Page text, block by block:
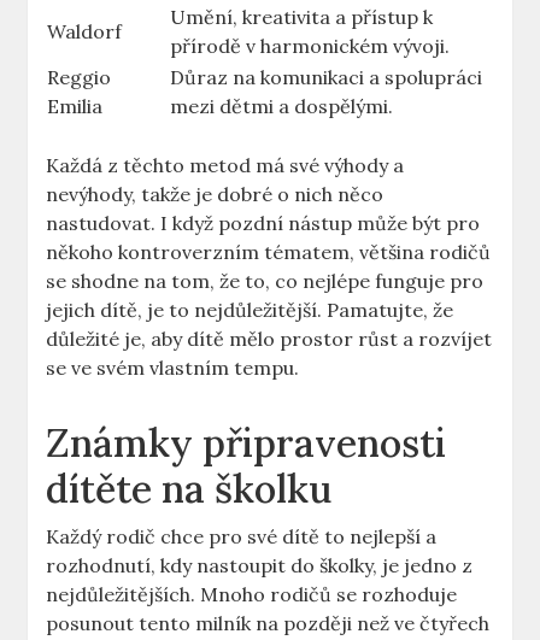
Waldorf
Umění, kreativita a přístup k
přírodě v harmonickém vývoji.
Reggio
Emilia
Důraz na komunikaci a spolupráci
mezi dětmi a dospělými.
Každá z těchto metod má své výhody a
nevýhody, takže je dobré o nich něco
nastudovat. I když pozdní nástup může být pro
někoho kontroverzním tématem, většina rodičů
se shodne na tom, že to, co nejlépe funguje pro
jejich dítě, je to nejdůležitější. Pamatujte, že
důležité je, aby dítě mělo prostor růst a rozvíjet
se ve svém vlastním tempu.
Známky připravenosti
dítěte na školku
Každý rodič chce pro své dítě to nejlepší a
rozhodnutí, kdy nastoupit do školky, je jedno z
nejdůležitějších. Mnoho rodičů se rozhoduje
posunout tento milník na později než ve čtyřech